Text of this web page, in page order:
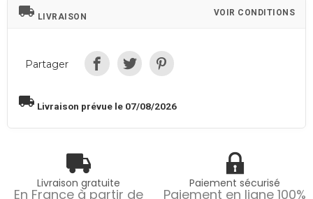
local_shipping LIVRAISON VOIR CONDITIONS
Partager
local_shipping Livraison prévue le 07/08/2026
Livraison gratuite
En France à partir de
Paiement sécurisé
Paiement en ligne 100%